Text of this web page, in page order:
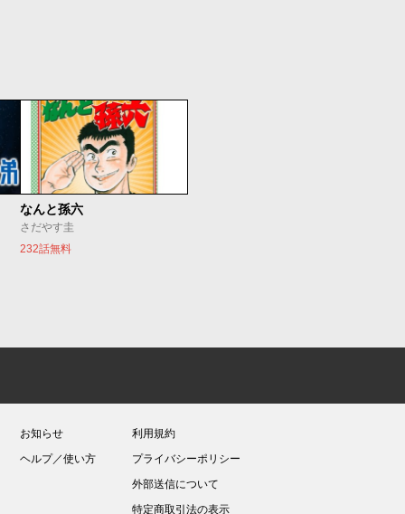
なんと孫六
さだやす圭
232話無料
お知らせ
ヘルプ／使い方
利用規約
プライバシーポリシー
外部送信について
特定商取引法の表示